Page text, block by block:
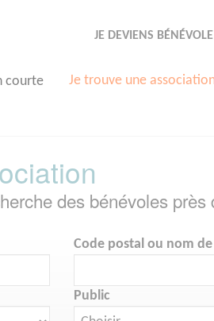
JE DEVIENS BÉNÉVOLE
courte Je trouve une
des bénévoles
Code postal ou nom
Public